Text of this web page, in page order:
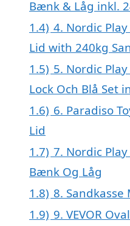
Bænk & Låg inkl.
1.4) 4. Nordic
Lid with 240kg
1.5) 5. Nordic
Lock Och Blå Set
1.6) 6. Paradiso
Lid
1.7) 7. Nordic
Bænk Og Låg
1.8) 8.
1.9) 9. VEVOR